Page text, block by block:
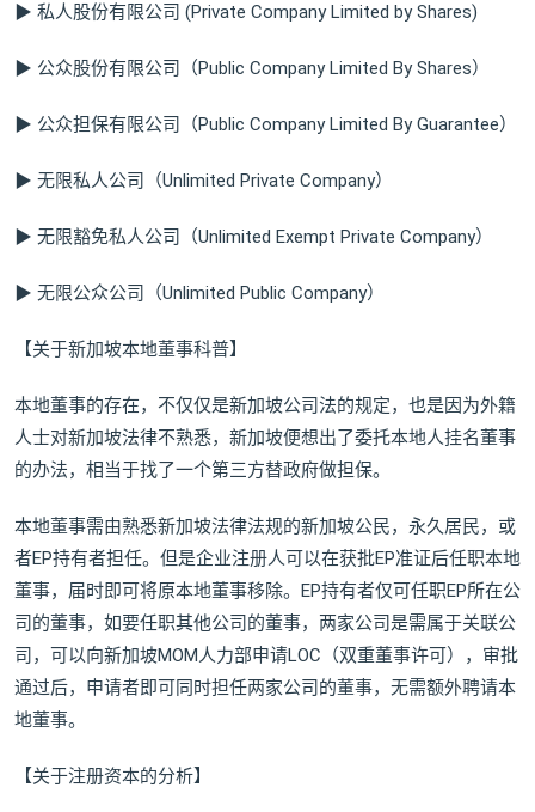
▶ 私人股份有限公司 (Private Company Limited by Shares)
▶ 公众股份有限公司（Public Company Limited By Shares）
▶ 公众担保有限公司（Public Company Limited By Guarantee）
▶ 无限私人公司（Unlimited Private Company）
▶ 无限豁免私人公司（Unlimited Exempt Private Company）
▶ 无限公众公司（Unlimited Public Company）
【关于新加坡本地董事科普】
本地董事的存在，不仅仅是新加坡公司法的规定，也是因为外籍
人士对新加坡法律不熟悉，新加坡便想出了委托本地人挂名董事
的办法，相当于找了一个第三方替政府做担保。
本地董事需由熟悉新加坡法律法规的新加坡公民，永久居民，或
者EP持有者担任。但是企业注册人可以在获批EP准证后任职本地
董事，届时即可将原本地董事移除。EP持有者仅可任职EP所在公
司的董事，如要任职其他公司的董事，两家公司是需属于关联公
司，可以向新加坡MOM人力部申请LOC（双重董事许可），审批
通过后，申请者即可同时担任两家公司的董事，无需额外聘请本
地董事。
【关于注册资本的分析】